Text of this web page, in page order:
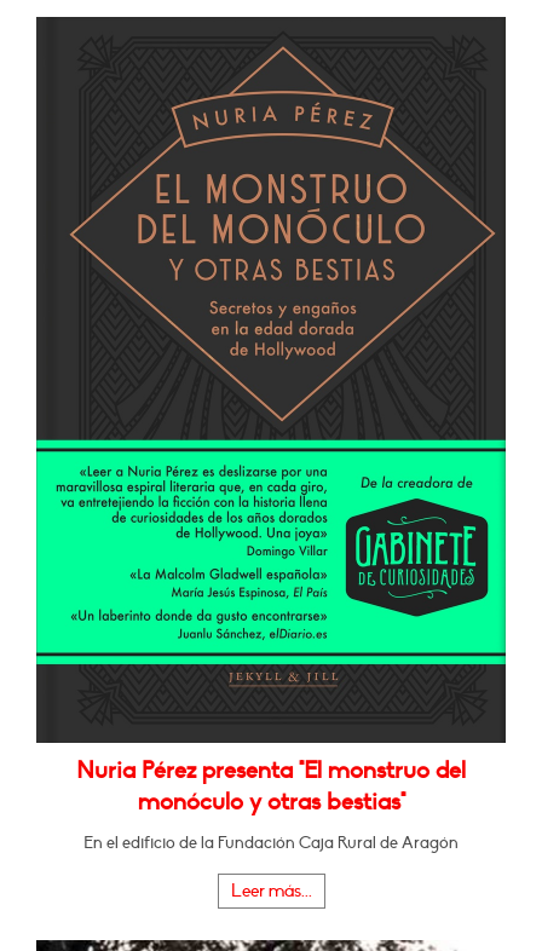
Nuria Pérez presenta "El monstruo del
monóculo y otras bestias"
En el edificio de la Fundación Caja Rural de Aragón
Leer más...